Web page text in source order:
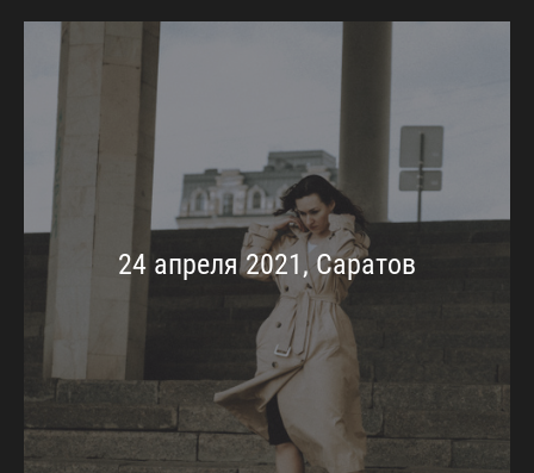
24 апреля 2021, Саратов